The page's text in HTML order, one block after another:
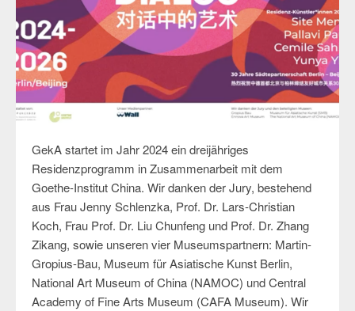
GekA startet im Jahr 2024 ein dreijähriges
Residenzprogramm in Zusammenarbeit mit dem
Goethe-Institut China. Wir danken der Jury, bestehend
aus Frau Jenny Schlenzka, Prof. Dr. Lars-Christian
Koch, Frau Prof. Dr. Liu Chunfeng und Prof. Dr. Zhang
Zikang, sowie unseren vier Museumspartnern: Martin-
Gropius-Bau, Museum für Asiatische Kunst Berlin,
National Art Museum of China (NAMOC) und Central
Academy of Fine Arts Museum (CAFA Museum). Wir